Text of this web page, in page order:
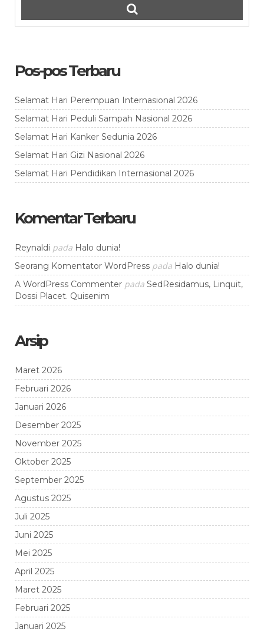
Pos-pos Terbaru
Selamat Hari Perempuan Internasional 2026
Selamat Hari Peduli Sampah Nasional 2026
Selamat Hari Kanker Sedunia 2026
Selamat Hari Gizi Nasional 2026
Selamat Hari Pendidikan Internasional 2026
Komentar Terbaru
Reynaldi pada Halo dunia!
Seorang Komentator WordPress pada Halo dunia!
A WordPress Commenter pada SedResidamus, Linquit,
Dossi Placet. Quisenim
Arsip
Maret 2026
Februari 2026
Januari 2026
Desember 2025
November 2025
Oktober 2025
September 2025
Agustus 2025
Juli 2025
Juni 2025
Mei 2025
April 2025
Maret 2025
Februari 2025
Januari 2025